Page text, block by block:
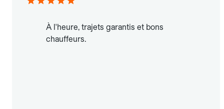
À l'heure, trajets garantis et bons
chauffeurs.